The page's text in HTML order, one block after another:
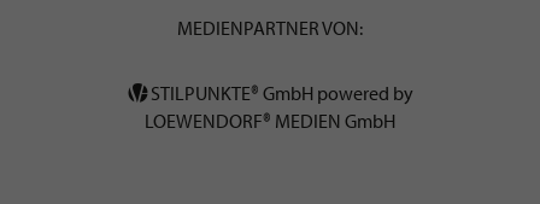
MEDIENPARTNER VON:
STILPUNKTE® GmbH powered by
LOEWENDORF® MEDIEN GmbH